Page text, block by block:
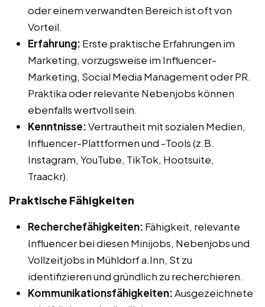
oder einem verwandten Bereich ist oft von
Vorteil.
Erfahrung: Erste praktische Erfahrungen im
Marketing, vorzugsweise im Influencer-
Marketing, Social Media Management oder PR.
Praktika oder relevante Nebenjobs können
ebenfalls wertvoll sein.
Kenntnisse:Vertrautheit mit sozialen Medien,
Influencer-Plattformen und -Tools (z.B.
Instagram, YouTube, TikTok, Hootsuite,
Traackr).
Praktische Fähigkeiten
Recherchefähigkeiten: Fähigkeit, relevante
Influencer bei diesen Minijobs, Nebenjobs und
Vollzeitjobs in Mühldorf a.Inn, St zu
identifizieren und gründlich zu recherchieren.
Kommunikationsfähigkeiten:Ausgezeichnete